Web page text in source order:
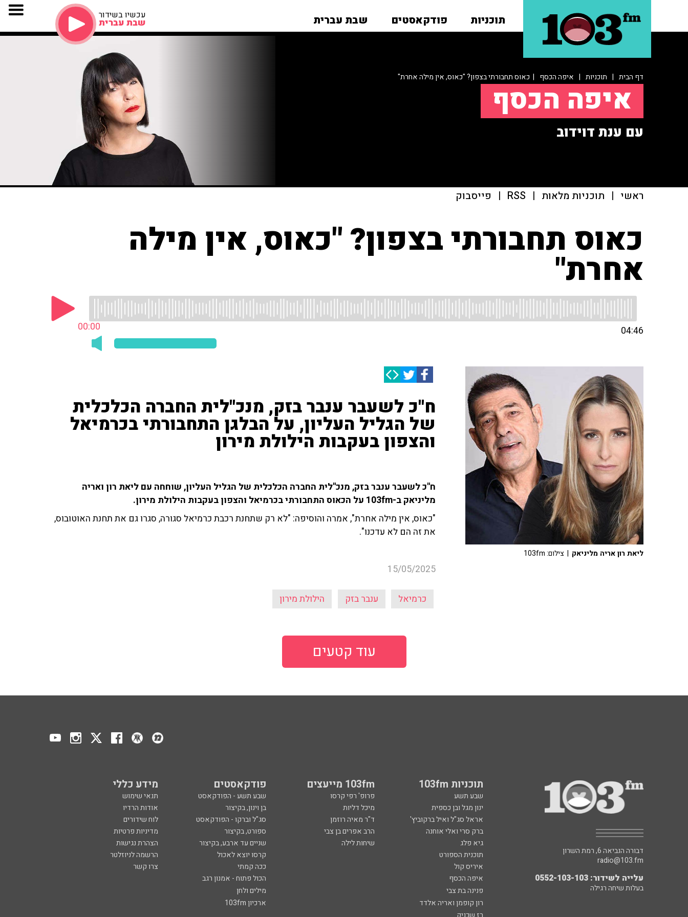
תוכניות פודקאסטים שבת עברית עכשיו בשידור
שבת עברית
דף הבית | תוכניות | איפה הכסף | כאוס תחבורתי בצפון? "כאוס, אין מילה אחרת"
איפה הכסף
עם ענת דוידוב
ראשי | תוכניות מלאות |
RSS
| פייסבוק
כאוס תחבורתי בצפון? "כאוס, אין מילה
אחרת"
00:00 04:46
ח''כ לשעבר ענבר בזק, מנכ"לית החברה הכלכלית
של הגליל העליון, על הבלגן התחבורתי בכרמיאל
והצפון בעקבות הילולת מירון
ח''כ לשעבר ענבר בזק, מנכ''לית החברה הכלכלית של הגליל העליון, שוחחה עם ליאת רון ואריה
מליניאק ב-103fm על הכאוס התחבורתי בכרמיאל והצפון בעקבות הילולת מירון.
"כאוס, אין מילה אחרת", אמרה והוסיפה: "לא רק שתחנת רכבת כרמיאל סגורה, סגרו גם את תחנת האוטובוס,
את זה הם לא עדכנו".
15/05/2025
כרמיאל ענבר בזק הילולת מירון
ליאת רון אריה מליניאק | צילום: 103fm
עוד קטעים
תוכניות 103fm 103fm מייעצים פודקאסטים מידע כללי
שבע תשע פרופ' רפי קרסו שבע תשע - הפודקאסט
תנאי שימוש
ינון מגל ובן כספית
מיכל דליות בן וינון, בקיצור
אודות הרדיו
אראל סג"ל ואיל ברקוביץ'
ד"ר מאיה רוזמן סג"ל וברקו - הפודקאסט
לוח שידורים
ברק סרי ואלי אוחנה
הרב אפרים בן צבי ספורט, בקיצור
מדיניות פרטיות
גיא פלג
שיחות לילה שניים עד ארבע, בקיצור
הצהרת נגישות
תוכנית הספורט
קרסו יוצא לאכול
הרשמה לניוזלטר
איריס קול
ככה קמתי
צרו קשר
איפה הכסף
הכול פתוח - אמנון רגב
פנינה בת צבי
מילים ולחן
רון קופמן ואריה אלדד
ארכיון 103fm
דבורה הנביאה 6, רמת השרון
radio@103.fm
עלייה לשידור: 0552-103-103
בעלות שיחה רגילה